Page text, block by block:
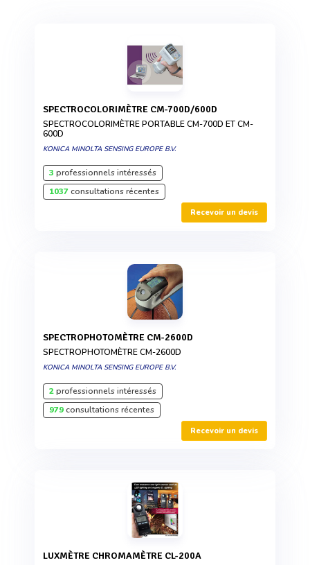
SPECTROCOLORIMÈTRE CM-700D/600D
SPECTROCOLORIMÈTRE PORTABLE CM-700D ET CM-
600D
KONICA MINOLTA SENSING EUROPE B.V.
3 professionnels intéressés
1037consultations récentes
Recevoir un devis
SPECTROPHOTOMÈTRE CM-2600D
SPECTROPHOTOMÈTRE CM-2600D
KONICA MINOLTA SENSING EUROPE B.V.
2professionnels intéressés
979consultations récentes
Recevoir un devis
LUXMÈTRE CHROMAMÈTRE CL-200A